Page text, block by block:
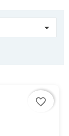

favorite_border